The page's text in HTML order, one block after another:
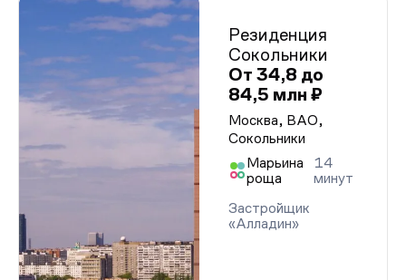
Резиденция
Сокольники
От 34,8 до
84,5 млн ₽
Москва, ВАО,
Сокольники
Марьина
роща
14
минут
Застройщик
«Алладин»